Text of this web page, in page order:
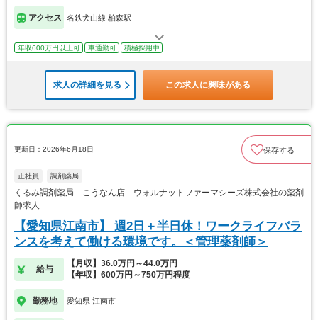
アクセス 名鉄犬山線 柏森駅
年収600万円以上可 車通勤可 積極採用中
求人の詳細を見る この求人に興味がある
更新日：2026年6月18日 保存する
正社員 調剤薬局
くるみ調剤薬局 こうなん店 ウォルナットファーマシーズ株式会社の薬剤
師求人
【愛知県江南市】 週2日＋半日休！ワークライフバラ
ンスを考えて働ける環境です。＜管理薬剤師＞
給与
【月収】36.0万円～44.0万円
【年収】600万円～750万円程度
勤務地 愛知県 江南市